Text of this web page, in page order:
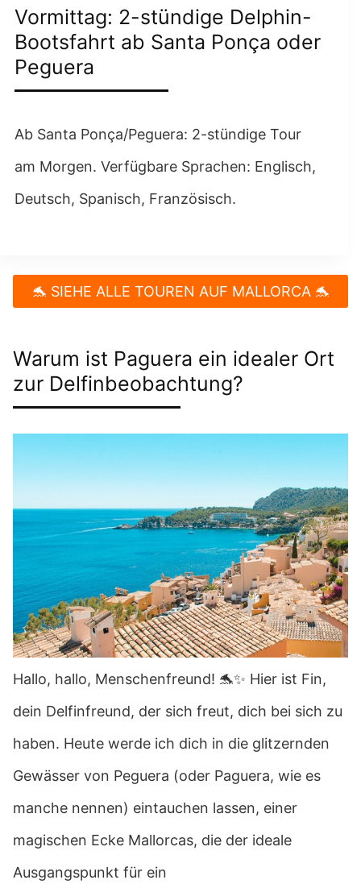
Vormittag: 2-stündige Delphin-
Bootsfahrt ab Santa Ponça oder
Peguera
Ab Santa Ponça/Peguera: 2-stündige Tour
am Morgen. Verfügbare Sprachen: Englisch,
Deutsch, Spanisch, Französisch.
🐬 SIEHE ALLE TOUREN AUF MALLORCA 🐬
Warum ist Paguera ein idealer Ort
zur Delfinbeobachtung?
Hallo, hallo, Menschenfreund! 🐬✨ Hier ist Fin,
dein Delfinfreund, der sich freut, dich bei sich zu
haben. Heute werde ich dich in die glitzernden
Gewässer von Peguera (oder Paguera, wie es
manche nennen) eintauchen lassen, einer
magischen Ecke Mallorcas, die der ideale
Ausgangspunkt für ein